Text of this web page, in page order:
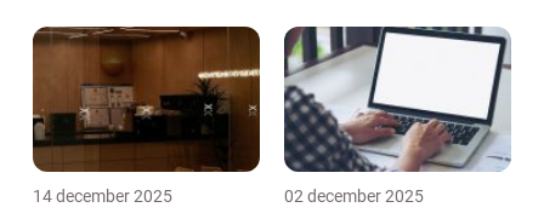
problem med att appar plötsl...
14 december 2025 02 december 2025